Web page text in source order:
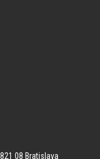
08 Bratislava